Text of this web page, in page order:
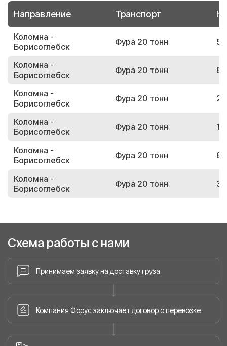
Направление Транспорт
Коломна -
Борисоглебск
Фура 20 тонн
Коломна -
Борисоглебск
Фура 20 тонн
Коломна -
Борисоглебск
Фура 20 тонн
Коломна -
Борисоглебск
Фура 20 тонн
Коломна -
Борисоглебск
Фура 20 тонн
Коломна -
Борисоглебск
Фура 20 тонн
Схема работы с нами
Принимаем заявку на доставку груза
Компания Форус заключает договор о перевозке